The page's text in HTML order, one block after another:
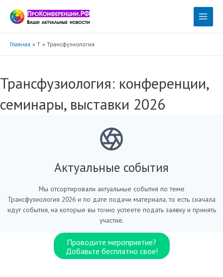
содержимому
Main
Главная Т Трансфузиология
Трансфузиология: конференции,
семинары, выставки 2026
Актуальные события
Мы отсортировали актуальные события по теме
Трансфузиология 2026 и по дате подачи материала, то есть сначала
идут события, на которые вы точно успеете подать заявку и принять
участие.
Проводите мероприятие?
Добавьте бесплатно свое!